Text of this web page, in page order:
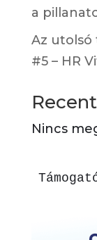
a
Az utolsó
#5 – HR
Nincs